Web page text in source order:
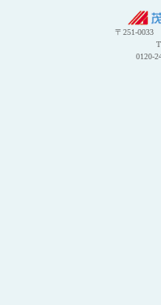
〒251-0033
0120-